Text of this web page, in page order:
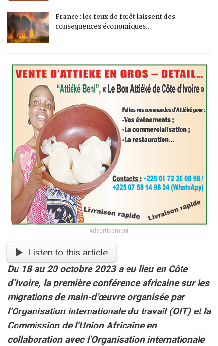
France : les feux de forêt laissent des
conséquences économiques…
- Advertisement -
Listen to this article
Du 18 au 20 octobre 2023 a eu lieu en Côte
d’Ivoire, la première conférence africaine sur les
migrations de main-d’œuvre organisée par
l’Organisation internationale du travail (OIT) et la
Commission de l’Union Africaine en
collaboration avec l’Organisation internationale